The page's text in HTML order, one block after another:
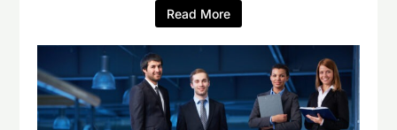
Read More